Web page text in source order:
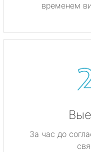
временем
За час до